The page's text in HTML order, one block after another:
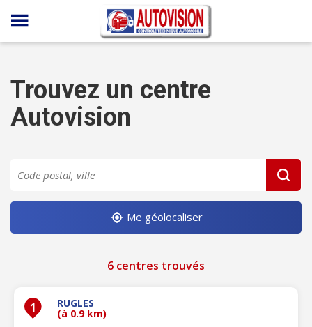
Panneau de gestion des cookies
Trouvez un centre
Autovision
Me géolocaliser
6 centres trouvés
1 RUGLES
(à 0.9 km)